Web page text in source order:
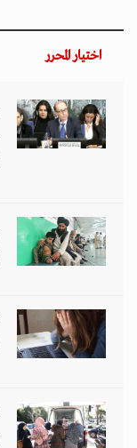
اختيار المحرر